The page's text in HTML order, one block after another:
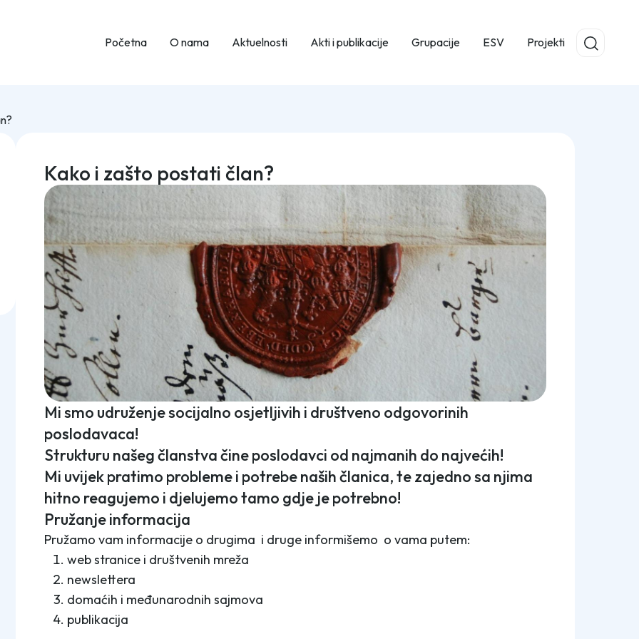
Početna O nama Aktuelnosti Akti i publikacije Grupacije ESV Projekti
Kako i zašto postati član?
Mi smo udruženje socijalno osjetljivih i društveno odgovorinih
poslodavaca!
Strukturu našeg članstva čine poslodavci od najmanih do najvećih!
Mi uvijek pratimo probleme i potrebe naših članica, te zajedno sa njima
hitno reagujemo i djelujemo tamo gdje je potrebno!
Pružanje informacija
Pružamo vam informacije o drugima i druge informišemo o vama putem:
web stranice i društvenih mreža
newslettera
domaćih i međunarodnih sajmova
publikacija